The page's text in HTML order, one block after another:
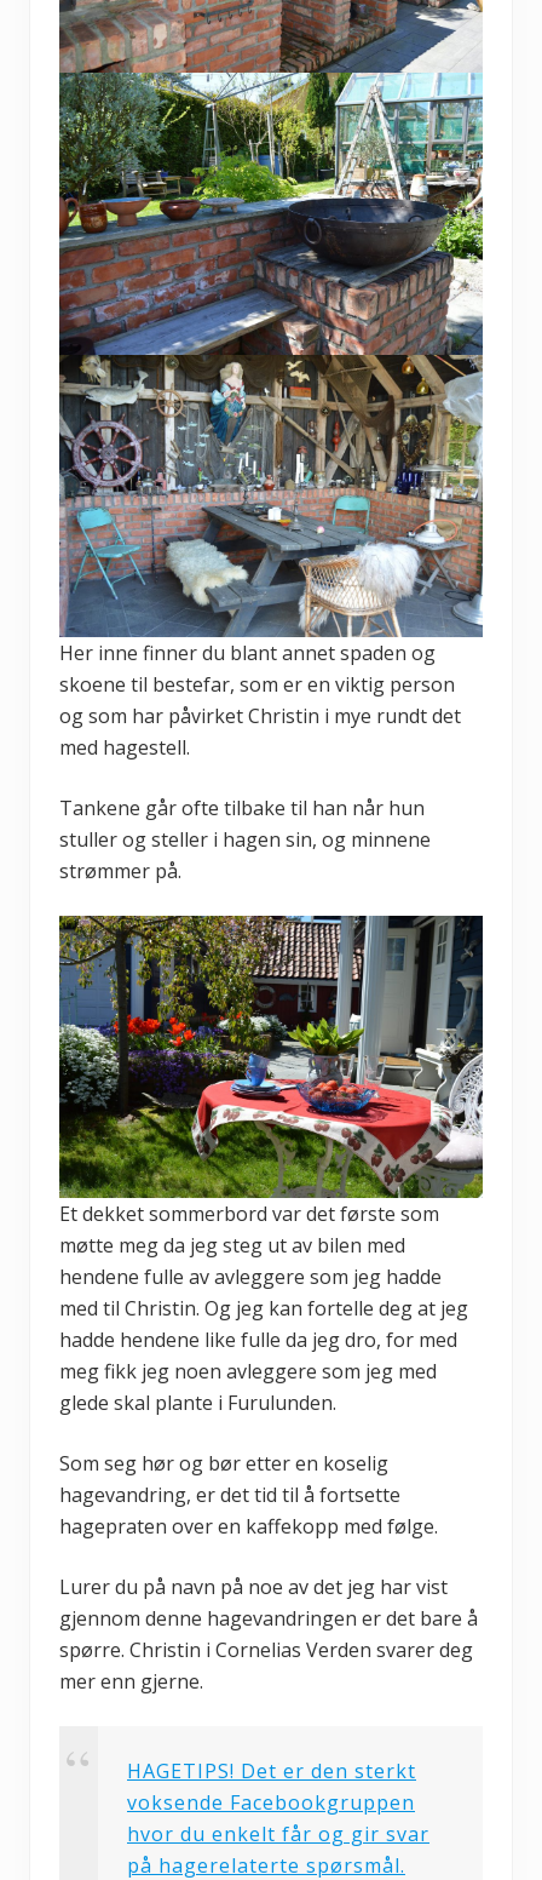
Her inne finner du blant annet spaden og
skoene til bestefar, som er en viktig person
og som har påvirket Christin i mye rundt det
med hagestell.
Tankene går ofte tilbake til han når hun
stuller og steller i hagen sin, og minnene
strømmer på.
Et dekket sommerbord var det første som
møtte meg da jeg steg ut av bilen med
hendene fulle av avleggere som jeg hadde
med til Christin. Og jeg kan fortelle deg at jeg
hadde hendene like fulle da jeg dro, for med
meg fikk jeg noen avleggere som jeg med
glede skal plante i Furulunden.
Som seg hør og bør etter en koselig
hagevandring, er det tid til å fortsette
hagepraten over en kaffekopp med følge.
Lurer du på navn på noe av det jeg har vist
gjennom denne hagevandringen er det bare å
spørre. Christin i Cornelias Verden svarer deg
mer enn gjerne.
HAGETIPS! Det er den sterkt
voksende Facebookgruppen
hvor du enkelt får og gir svar
på hagerelaterte spørsmål.